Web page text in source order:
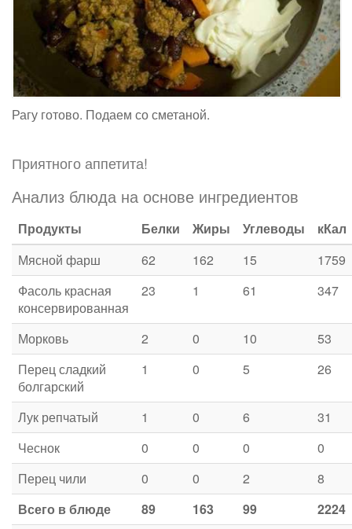
Рагу готово. Подаем со сметаной.
Приятного аппетита!
Анализ блюда на основе ингредиентов
Продукты Белки Жиры Углеводы
кКал
Мясной фарш
62 162 15
1759
Фасоль красная
консервированная
23 1 61 347
Морковь 2 0 10
53
Перец сладкий
болгарский
1 0 5 26
Лук репчатый 1 0 6
31
Чеснок
0 0 0
0
Перец чили
0 0 2
8
Всего в блюде
89 163 99
2224